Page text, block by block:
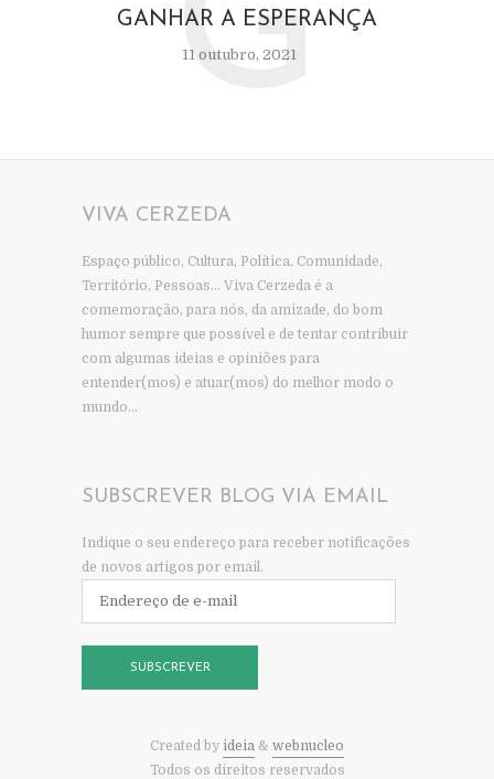
GANHAR A ESPERANÇA
11 outubro, 2021
VIVA CERZEDA
Espaço público, Cultura, Política, Comunidade,
Território, Pessoas… Viva Cerzeda é a
comemoração, para nós, da amizade, do bom
humor sempre que possível e de tentar contribuir
com algumas ideias e opiniões para
entender(mos) e atuar(mos) do melhor modo o
mundo…
SUBSCREVER BLOG VIA EMAIL
Indique o seu endereço para receber notificações
de novos artigos por email.
SUBSCREVER
Created by ideia & webnucleo
Todos os direitos reservados